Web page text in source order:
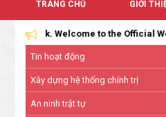
TRANG CHỦ GIỚI
Welcome to the Official Web
Tin hoạt động
Xây dựng hệ thống chính trị
An ninh trật tự